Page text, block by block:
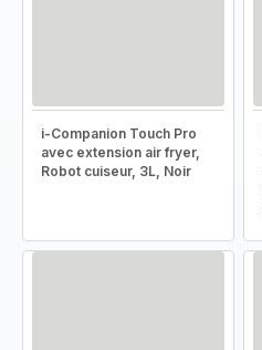
i-Companion Touch Pro
avec extension air fryer,
Robot cuiseur, 3L, Noir